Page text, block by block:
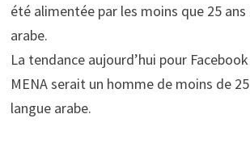
été alimentée par les moins que 25
arabe.
La tendance aujourd’hui pour
MENA serait un homme de moins de
langue arabe.